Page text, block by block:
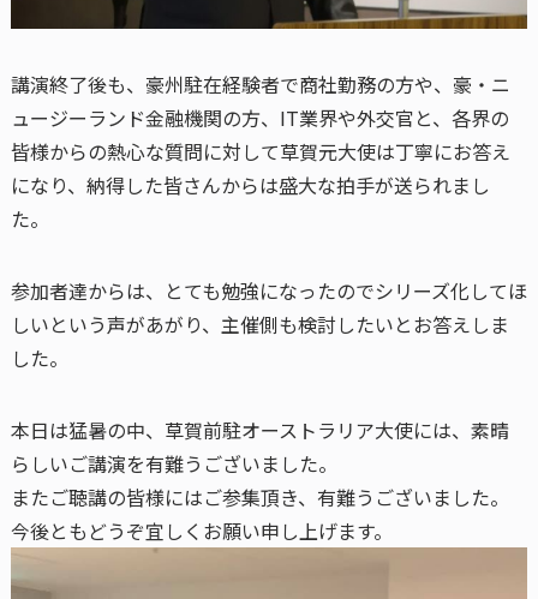
講演終了後も、豪州駐在経験者で商社勤務の方や、豪・ニ
ュージーランド金融機関の方、IT業界や外交官と、各界の
皆様からの熱心な質問に対して草賀元大使は丁寧にお答え
になり、納得した皆さんからは盛大な拍手が送られまし
た。
参加者達からは、とても勉強になったのでシリーズ化してほ
しいという声があがり、主催側も検討したいとお答えしま
した。
本日は猛暑の中、草賀前駐オーストラリア大使には、素晴
らしいご講演を有難うございました。
またご聴講の皆様にはご参集頂き、有難うございました。
今後ともどうぞ宜しくお願い申し上げます。